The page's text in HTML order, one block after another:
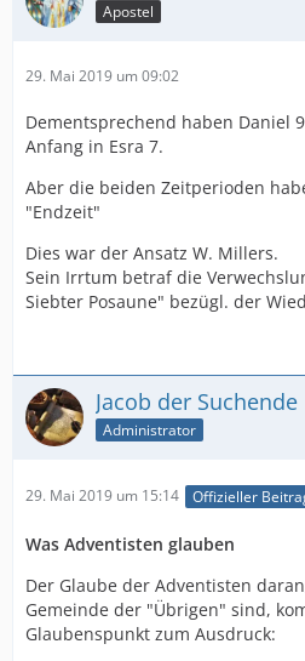
Apostel
29. Mai 2019 um 09:02
Dementsprechend haben Daniel 9
Anfang in Esra 7.
Aber die beiden Zeitperioden
"Endzeit"
Dies war der Ansatz W. Millers.
Sein Irrtum betraf die
Siebter Posaune" bezügl. der
Jacob der Suchende
Administrator
29. Mai 2019 um 15:14 Offizieller
Was Adventisten glauben
Der Glaube der Adventisten
Gemeinde der "Übrigen" sind,
Glaubenspunkt zum Ausdruck: